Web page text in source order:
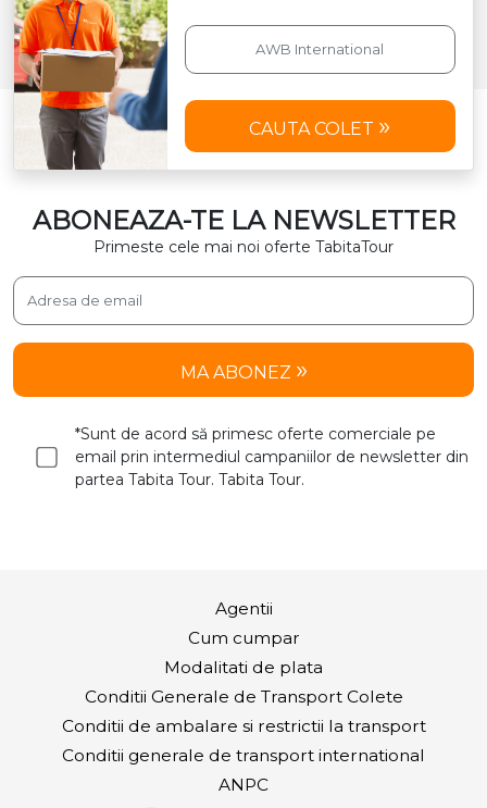
CAUTA COLET
ABONEAZA-TE LA NEWSLETTER
Primeste cele mai noi oferte TabitaTour
MA ABONEZ
*Sunt de acord să primesc oferte comerciale pe
email prin intermediul campaniilor de newsletter din
partea Tabita Tour. Tabita Tour.
Agentii
Cum cumpar
Modalitati de plata
Conditii Generale de Transport Colete
Conditii de ambalare si restrictii la transport
Conditii generale de transport international
ANPC